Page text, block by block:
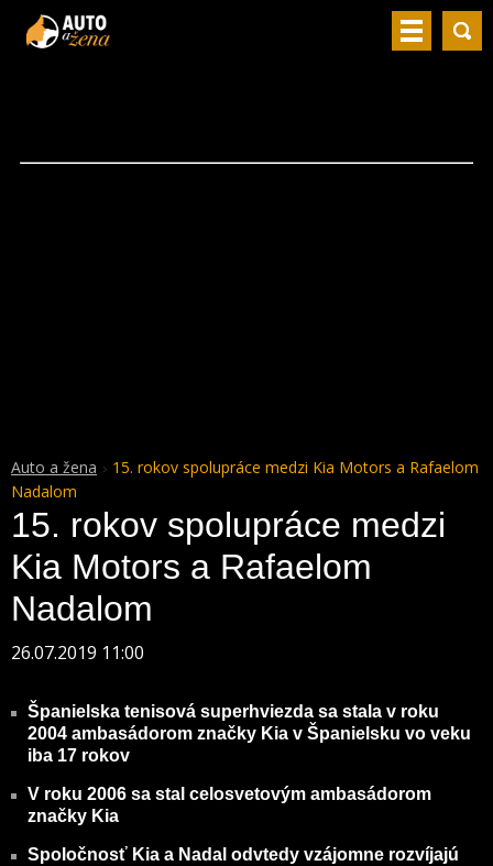
Auto a žena
15. rokov spolupráce medzi Kia Motors a Rafaelom
Nadalom
15. rokov spolupráce medzi
Kia Motors a Rafaelom
Nadalom
26.07.2019 11:00
Španielska tenisová superhviezda sa stala v roku
2004 ambasádorom značky Kia v Španielsku vo veku
iba 17 rokov
V roku 2006 sa stal celosvetovým ambasádorom
značky Kia
Spoločnosť Kia a Nadal odvtedy vzájomne rozvíjajú